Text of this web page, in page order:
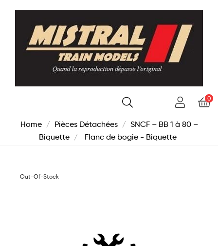
0
Home Pièces Détachées
SNCF – BB 1 à 80 –
Biquette
Flanc de bogie - Biquette
Out-Of-Stock